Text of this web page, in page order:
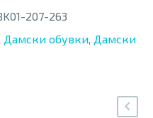
207-263
Дамски обувки, Дамски